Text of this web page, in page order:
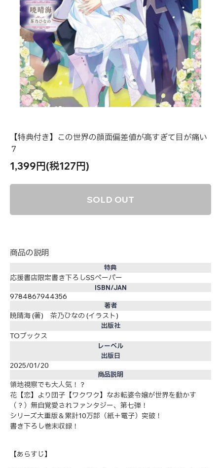
【特典付き】この世界の顔面偏差値が高すぎて目が痛い
７
1,399円(税127円)
SOLD OUT
商品の説明
特典
応援書店限定書き下ろしSSペーパー
ISBN/JAN
9784867944356
著者
暁晴海 (著) 茶乃ひなの (イラスト)
出版社
TOブックス
レーベル
出版日
2025/01/20
商品説明
領地視察でも大人気！？
花【恋】より団子【ワクワク】なお転婆令嬢が世界を動かす
（？）無自覚愛されファンタジー、第七弾！
シリーズ大重版＆累計10万部（紙＋電子）突破！
書き下ろし巻末収録！
【あらすじ】